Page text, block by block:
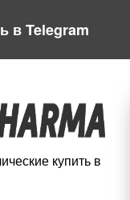
в Telegram
купить в